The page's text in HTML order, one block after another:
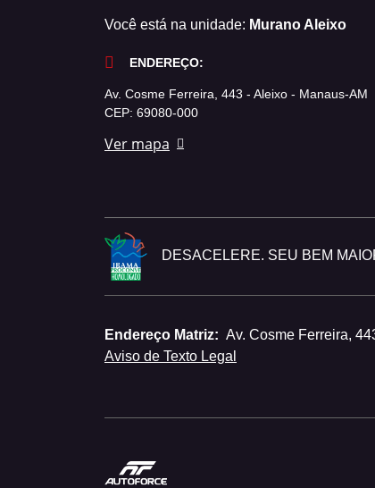
Você está na unidade: Murano Aleixo
ENDEREÇO:
Av. Cosme Ferreira, 443 - Aleixo - Manaus-AM
CEP: 69080-000
Ver mapa
DESACELERE. SEU BEM
Endereço Matriz: Av. Cosme Ferreira,
Aviso de Texto Legal